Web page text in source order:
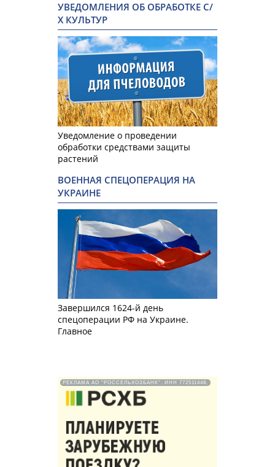
УВЕДОМЛЕНИЯ ОБ ОБРАБОТКЕ С/
Х КУЛЬТУР
Уведомление о проведении
обработки средствами защиты
растений
ВОЕННАЯ СПЕЦОПЕРАЦИЯ НА
УКРАИНЕ
Завершился 1624-й день
спецоперации РФ на Украине.
Главное
РЕКЛАМА АО "РОССЕЛЬХОЗБАНК". ИНН 772511448.